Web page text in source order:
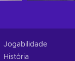
Jogabilidade
História